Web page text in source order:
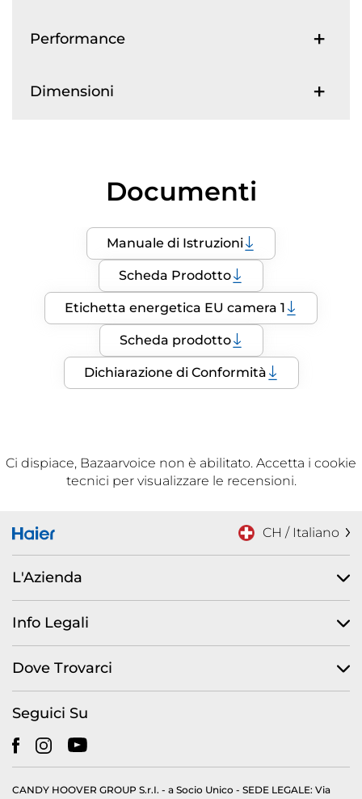
Performance
Dimensioni
Documenti
Manuale di Istruzioni
Scheda Prodotto
Etichetta energetica EU camera 1
Scheda prodotto
Dichiarazione di Conformità
Ci dispiace, Bazaarvoice non è abilitato. Accetta i cookie
tecnici per visualizzare le recensioni.
CH / Italiano
L'Azienda
Info Legali
Dove Trovarci
Seguici Su
CANDY HOOVER GROUP S.r.I. - a Socio Unico - SEDE LEGALE: Via